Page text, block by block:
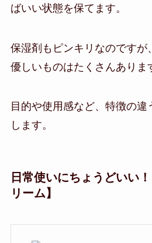
ばいい状態を保てます。
保湿剤もピンキリなのですが
優しいものはたくさんありま
目的や使用感など、特徴の違
します。
日常使いにちょうどいい
リーム】